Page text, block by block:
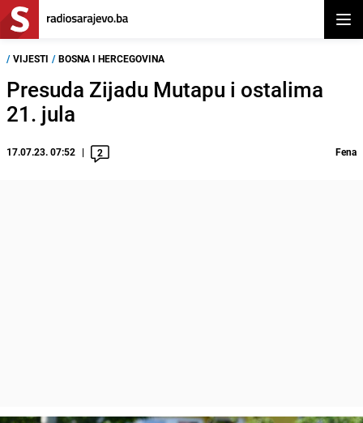
/ VIJESTI / BOSNA I HERCEGOVINA
Presuda Zijadu Mutapu i ostalima
21. jula
17.07.23. 07:52 2 Fena